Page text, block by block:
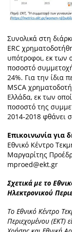
Συνολικά στη
ERC
υπότροφοι, εκ των
ποσοστό
24%. Για την ίδια
MSCA
Ελλάδα, εκ των
ποσοστό της
2014-2018 φθάνει
Επικοινωνία για
Εθνικό Κέντρο
Μαργαρίτης
mproed@ekt.gr
Σχετικά με το
Ηλεκτρονικού
Το Εθνικό Κέντρο
Περιεχομένου (EKT)